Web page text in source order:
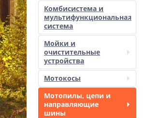
Комбисистема и
мультифункциональная
система
Мойки и
очистительные
устройства
Мотокосы
Мотопилы, цепи и
направляющие
шины